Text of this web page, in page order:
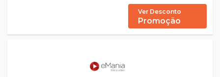
Ver Desconto
Promoção